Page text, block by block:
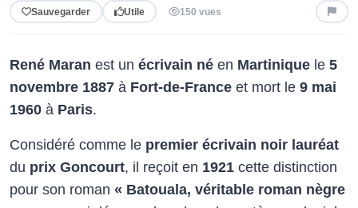
Sauvegarder Utile 150 vues
René Maran est un écrivain né en Martinique le 5
novembre 1887 à Fort-de-France et mort le 9 mai
1960 à Paris.
Considéré comme le premier écrivain noir lauréat
du prix Goncourt, il reçoit en 1921 cette distinction
pour son roman « Batouala, véritable roman nègre